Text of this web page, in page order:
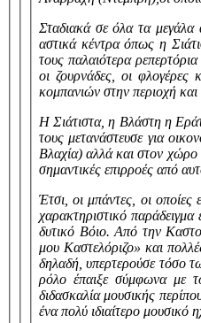
Σταδιακά σε όλα τα μεγάλα
αστικά κέντρα όπως η
τους παλαιότερα
οι ζουρνάδες, οι
κομπανιών στην περιοχή και
Η Σιάτιστα, η Βλάστη η
τους μετανάστευσε για
Βλαχία) αλλά και στον χώρο
σημαντικές επιρροές από
Έτσι, οι μπάντες, οι
χαρακτηριστικό
δυτικό Βόιο. Από την
μου Καστελόριζο» και
δηλαδή, υπερτερούσε τόσο
ρόλο έπαιξε σύμφωνα με
διδασκαλία μουσικής
ένα πολύ ιδιαίτερο